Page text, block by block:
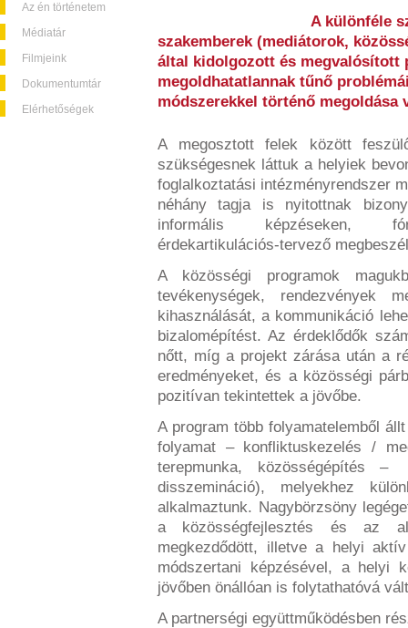
Az én történetem
Médiatár
Filmjeink
Dokumentumtár
Elérhetőségek
A különféle
szakemberek (mediátorok,
által kidolgozott és megvalósított
megoldhatatlannak tűnő
módszerekkel történő megoldása
A megosztott felek között
szükségesnek láttuk a helyiek
foglalkoztatási intézményrendszer
néhány tagja is nyitottnak
informális képzéseken,
érdekartikulációs-tervező
A közösségi programok
tevékenységek, rendezvények
kihasználását, a kommunikáció
bizalomépítést. Az érdeklődők
nőtt, míg a projekt zárása után a
eredményeket, és a közösségi
pozitívan tekintettek a jövőbe.
A program több folyamatelemből
folyamat – konfliktuskezelés /
terepmunka, közösségépítés
disszemináció), melyekhez
alkalmaztunk. Nagybörzsöny
a közösségfejlesztés és az
megkezdődött, illetve a helyi
módszertani képzésével, a helyi
jövőben önállóan is folytathatóvá
A partnerségi együttműködésben